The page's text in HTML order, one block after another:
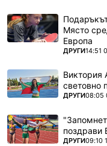
Място
Европа
ПОВЕЧЕ ОТ
ДРУГИ14:51
Виктория
световно
ПОВЕЧЕ ОТ
ДРУГИ08:05
поздрави
ПОВЕЧЕ ОТ
ДРУГИ09:10